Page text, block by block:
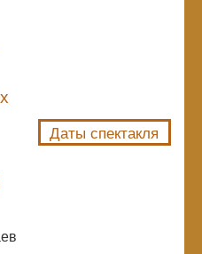
Даты спектакля